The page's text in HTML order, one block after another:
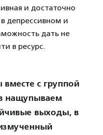
и достаточно
депрессивном и
дать не
в ресурс.
с группой
нащупываем
выходы, в